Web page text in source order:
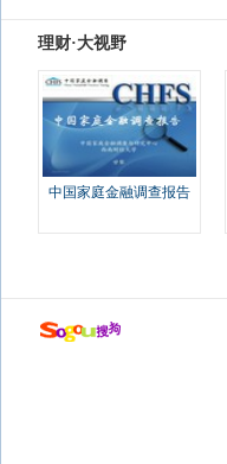
理财·大视野
中国家庭金融调查报告